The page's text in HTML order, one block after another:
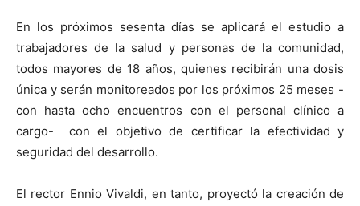
En los próximos sesenta días se aplicará el estudio a
trabajadores de la salud y personas de la comunidad,
todos mayores de 18 años, quienes recibirán una dosis
única y serán monitoreados por los próximos 25 meses -
con hasta ocho encuentros con el personal clínico a
cargo- con el objetivo de certificar la efectividad y
seguridad del desarrollo.
El rector Ennio Vivaldi, en tanto, proyectó la creación de